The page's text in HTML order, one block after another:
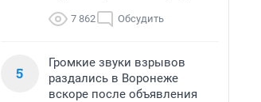
7 862 Обсудить
5
Громкие звуки взрывов
раздались в Воронеже
вскоре после объявления